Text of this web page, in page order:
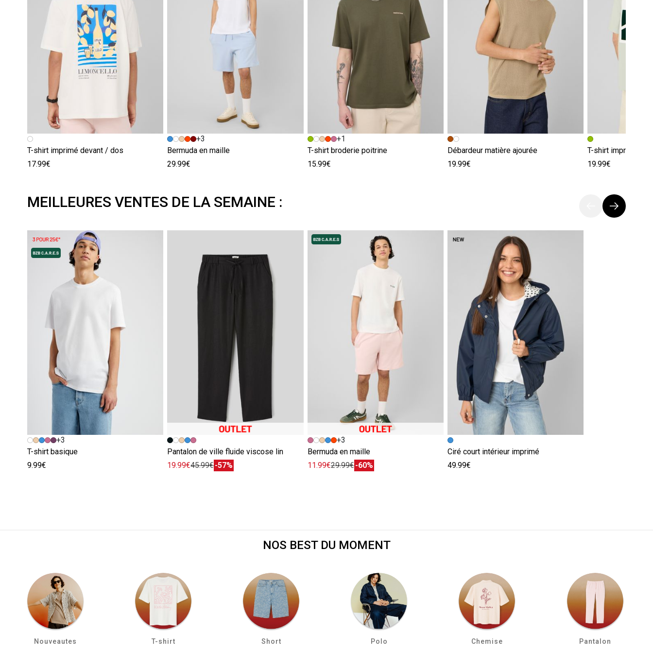
T-shirt imprimé devant / dos
17.99€
+3
Bermuda en maille
29.99€
+1
T-shirt broderie poitrine
15.99€
Débardeur matière ajourée
19.99€
T-shirt imprimé
19.99€
MEILLEURES VENTES DE LA SEMAINE :
+3
T-shirt basique
9.99€
Pantalon de ville fluide viscose lin
19.99€45.99€-57%
+3
Bermuda en maille
11.99€29.99€-60%
Ciré court intérieur imprimé
49.99€
NOS BEST DU MOMENT
Nouveautes T-shirt Short Polo Chemise Pantalon